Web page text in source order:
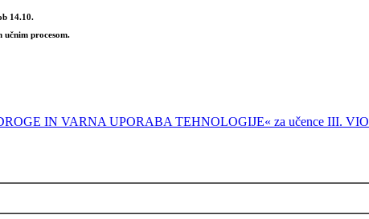
14.10.
učnim procesom.
IN VARNA UPORABA TEHNOLOGIJE« za učence III. VIO